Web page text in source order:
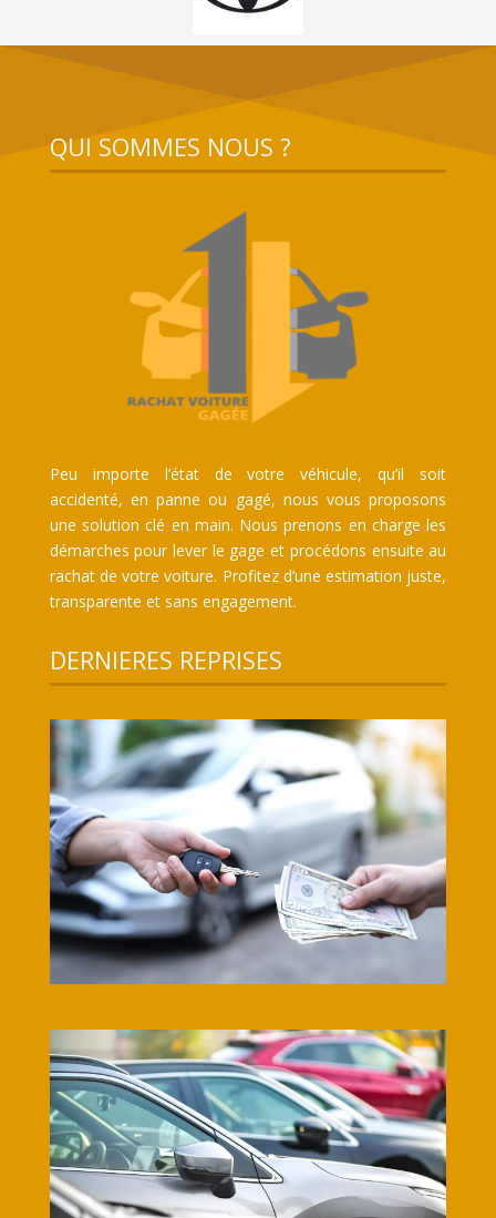
QUI SOMMES NOUS ?
Peu importe l’état de votre véhicule, qu’il soit
accidenté, en panne ou gagé, nous vous proposons
une solution clé en main. Nous prenons en charge les
démarches pour lever le gage et procédons ensuite au
rachat de votre voiture. Profitez d’une estimation juste,
transparente et sans engagement.
DERNIERES REPRISES